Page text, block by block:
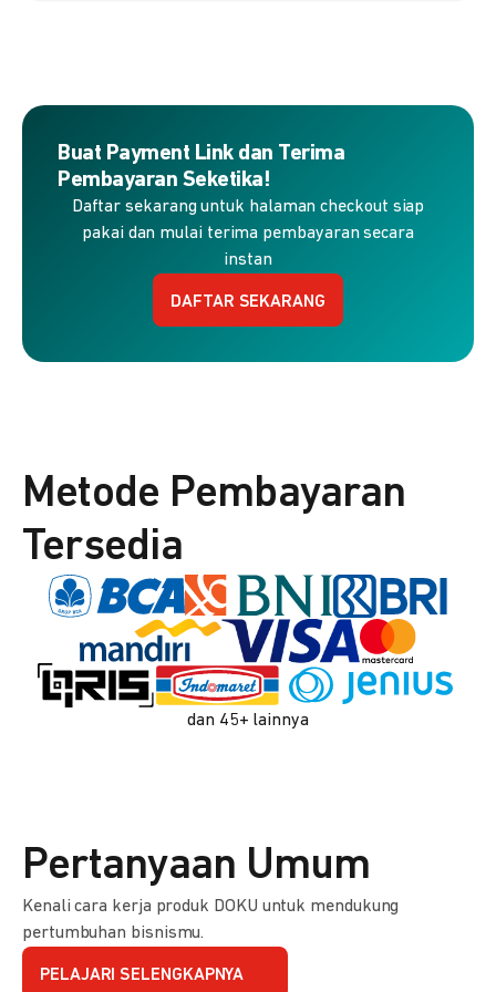
Buat Payment Link dan Terima
Pembayaran Seketika!
Daftar sekarang untuk halaman checkout siap
pakai dan mulai terima pembayaran secara
instan
DAFTAR SEKARANG
Metode Pembayaran
Tersedia
dan 45+ lainnya
Pertanyaan Umum
Kenali cara kerja produk DOKU untuk mendukung
pertumbuhan bisnismu.
PELAJARI SELENGKAPNYA